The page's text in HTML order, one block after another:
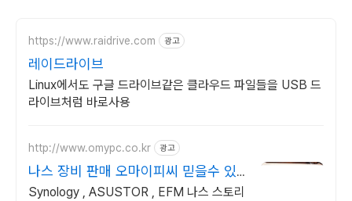
https://www.raidrive.com 광고
레이드라이브
Linux에서도 구글 드라이브같은 클라우드 파일들을 USB 드
라이브처럼 바로사용
http://www.omypc.co.kr 광고
나스 장비 판매 오마이피씨 믿을수 있
는 24년차 쇼핑몰
Synology , ASUSTOR , EFM 나스 스토리